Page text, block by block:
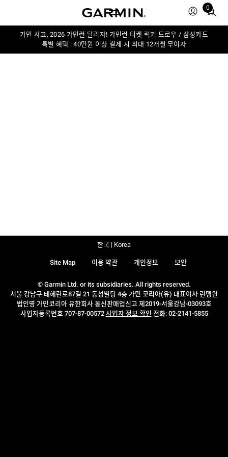
0
Total
in
가민 사고, 2026 가민런 달리자! 가민런 티켓 럭키 드로우 / 삼성카드
특별 혜택 | 40만원 이상 결제 시 최대 12개월 무이자
© Garmin Ltd. or its subsidiaries. All rights reserved.
서울 강남구 테헤란로87길 21 동성빌딩 4층 가민 코리아(유) 대표이사 린맹원
법인명 가민코리아 유한회사 통신판매업신고 제2019-서울강남-03093호
사업자등록번호 707-87-00572 사업자 정보 확인 전화: 02-2141-5855
Site Map 이용 약관 개인정보 보안
한국 | Korea